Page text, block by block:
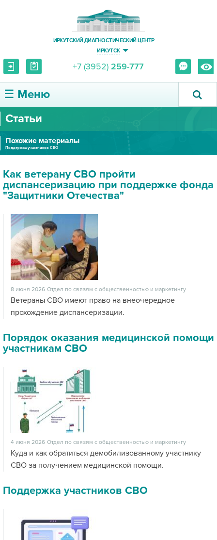
ИРКУТСКИЙ ДИАГНОСТИЧЕСКИЙ ЦЕНТР
ИРКУТСК
+7 (3952) 259-777
☰ Меню
О ЦЕНТРЕ
УСЛУГИ И ЦЕНЫ
ВРАЧУ
ПРАВОВАЯ ИНФОРМАЦИЯ
Статьи
Похожие материалы
Поддержка участников СВО
Как ветерану СВО пройти
диспансеризацию при поддержке фонда
"Защитники Отечества"
8 июня 2026 Отдел по связям с общественностью и маркетингу
Ветераны СВО имеют право на внеочередное
прохождение диспансеризации.
Порядок оказания медицинской помощи
участникам СВО
4 июня 2026 Отдел по связям с общественностью и маркетингу
Куда и как обратиться демобилизованному участнику
СВО за получением медицинской помощи.
Поддержка участников СВО